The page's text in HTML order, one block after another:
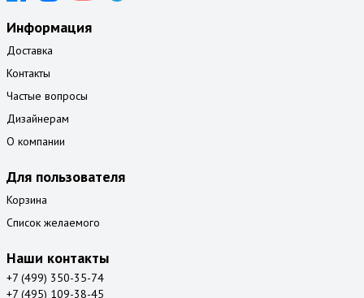
Информация
Доставка
Контакты
Частые вопросы
Дизайнерам
О компании
Для пользователя
Корзина
Список желаемого
Наши контакты
+7 (499) 350-35-74
+7 (495) 109-38-45